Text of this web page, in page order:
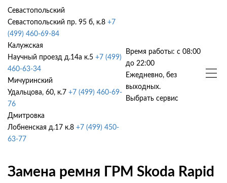
Севастопольский
Севастопольский пр. 95 б, к.8 +7
(499) 460-69-84
Калужская
Научный проезд д.14а к.5 +7 (499)
460-63-34
Мичуринский
Удальцова, 60, к.7 +7 (499) 460-69-
76
Дмитровка
Лобненская д.17 к.8 +7 (499) 450-
63-77
Время работы: с 08:00
до 22:00
Ежедневно, без
выходных.
Выбрать сервис
Замена ремня ГРМ Skoda Rapid